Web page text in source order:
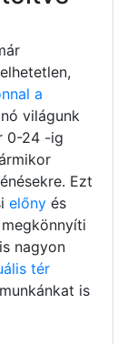
a
világunk
0-24 -ig
Ezt
előny és
nagyon
tér
is